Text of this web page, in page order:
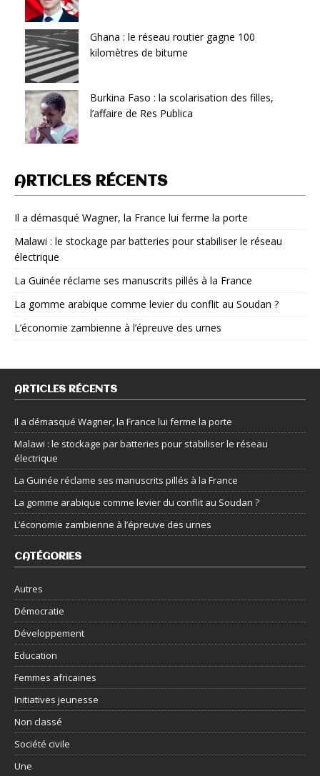
Ghana : le réseau routier gagne 100
kilomètres de bitume
Burkina Faso : la scolarisation des filles,
l’affaire de Res Publica
ARTICLES RÉCENTS
Il a démasqué Wagner, la France lui ferme la porte
Malawi : le stockage par batteries pour stabiliser le réseau
électrique
La Guinée réclame ses manuscrits pillés à la France
La gomme arabique comme levier du conflit au Soudan ?
L’économie zambienne à l’épreuve des urnes
ARTICLES RÉCENTS
Il a démasqué Wagner, la France lui ferme la porte
Malawi : le stockage par batteries pour stabiliser le réseau
électrique
La Guinée réclame ses manuscrits pillés à la France
La gomme arabique comme levier du conflit au Soudan ?
L’économie zambienne à l’épreuve des urnes
CATÉGORIES
Autres
Démocratie
Développement
Education
Femmes africaines
Initiatives jeunesse
Non classé
Société civile
Une